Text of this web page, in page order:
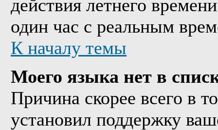
действия летнего
один час с реальным
К началу темы
Моего языка нет в
Причина скорее всего в
установил поддержку